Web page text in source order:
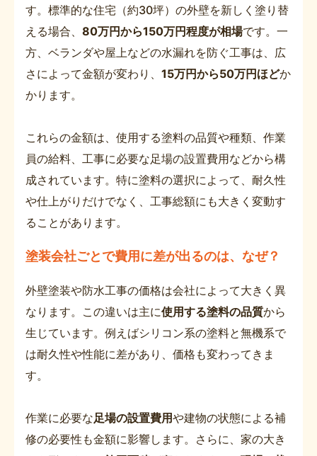
す。標準的な住宅（約30坪）の外壁を新しく塗り替
える場合、 80万円から150万円程度が相場です。一
方、ベランダや屋上などの水漏れを防ぐ工事は、広
さによって金額が変わり、 15万円から50万円ほどか
かります。
これらの金額は、使用する塗料の品質や種類、作業
員の給料、工事に必要な足場の設置費用などから構
成されています。特に塗料の選択によって、耐久性
や仕上がりだけでなく、工事総額にも大きく変動す
ることがあります。
塗装会社ごとで費用に差が出るのは、なぜ？
外壁塗装や防水工事の価格は会社によって大きく異
なります。この違いは主に使用する塗料の品質から
生じています。例えばシリコン系の塗料と無機系で
は耐久性や性能に差があり、価格も変わってきま
す。
作業に必要な足場の設置費用や建物の状態による補
修の必要性も金額に影響します。さらに、家の大き